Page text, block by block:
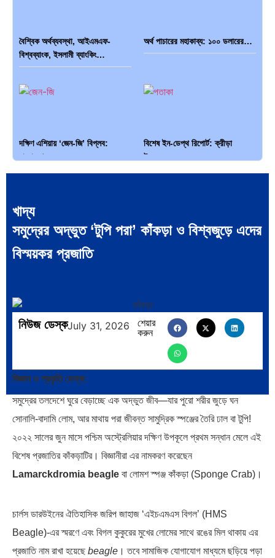
বৈশ্বিক অর্থব্যবস্থা, আইএমএফ-
বিশ্বব্যাংক, ইসলামী ব্যাংকিং…
অর্থ পাচারের মহাকাব্য: ১০০ ডলারের…
দক্ষিণ এশিয়ায় ‘জেন-জি’ বিপ্লব:
বাংলাদেশ,…
বিশেষ ইন-ডেপ্থ রিপোর্ট: ক্রীড়া
উৎসবে…
ভারত মহাসাগরের অশ্রু: শ্রীলঙ্কার
২৬…
পূর্ব ইউরোপ বনাম তুরস্ক: শত…
পৃথিবীতে বর্তমানে মোট দেশের সংখ্যা…
এশিয়ান সেঞ্চুরির দ্বৈরথ: চীন-ভারতের
পাকিস্তান, চীন ও বাংলাদেশ: তিন… আমেরিকা সারা দুনিয়ায় গণতন্ত্রের গান…
খাদ্য
সমুদ্রের অদ্ভুত ‘টুপি পরা’ কাঁকড়া ও বিশ্বজুড়ে এদের
বিস্ময়কর প্রজাতি
নিউজ ডেস্কJuly 31, 2026
শেয়ার
করুন
বিজ্ঞান ও প্রকৃতি ডেস্ক:
সমুদ্রের তলদেশে ঘুরে বেড়াচ্ছে এক অদ্ভুত জীব—যার পুরো শরীর জুড়ে ঘন
সোনালি-বাদামি লোম, আর মাথায় পরা জীবন্ত সামুদ্রিক স্পঞ্জের তৈরি ঢাল বা টুপি!
২০২২ সালের জুন মাসে পশ্চিম অস্ট্রেলিয়ার দক্ষিণ উপকূলে প্রথম সন্ধান মেলে এই
বিশেষ প্রজাতির কাঁকড়াটির। বিজ্ঞানীরা এর নামকরণ করেছেন
Lamarckdromia beagle বা লোমশ স্পঞ্জ কাঁকড়া (Sponge Crab)।
চার্লস ডারউইনের ঐতিহাসিক জরিপ জাহাজ ‘এইচএমএস বিগল’ (HMS
Beagle)-এর স্মরণে এবং বিগল কুকুরের মুখের লোমের সাথে রঙের মিল থাকায় এর
প্রজাতি নাম রাখা হয়েছেbeagle । তবে সামাজিক যোগাযোগ মাধ্যমে ছড়িয়ে পড়া